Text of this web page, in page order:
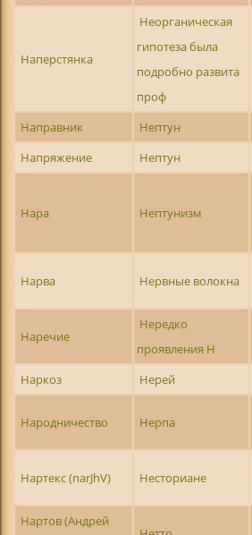
Наперстянка
Неорганическая
гипотеза была
подробно развита
проф
Направник Нептун
Напряжение
Нептун
Нара Нептунизм
Нарва Нервные волокна
Наречие
Нередко
проявления Н
Наркоз
Нерей
Народничество Нерпа
Нартекс (narJhV) Несториане
Нартов (Андрей